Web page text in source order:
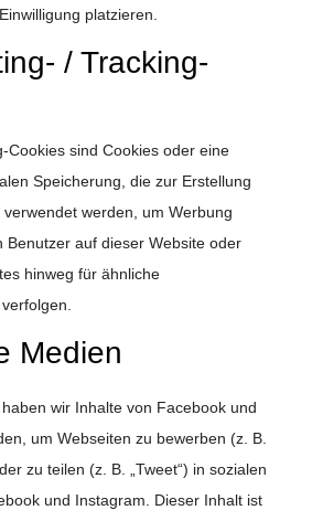
platzieren.
/ Tracking-
Cookies sind Cookies oder eine
Speicherung, die zur Erstellung
werden, um Werbung
Benutzer auf dieser Website oder
hinweg für ähnliche
Medien
wir Inhalte von Facebook und
um Webseiten zu bewerben (z. B.
zu teilen (z. B. „Tweet“) in sozialen
und Instagram. Dieser Inhalt ist